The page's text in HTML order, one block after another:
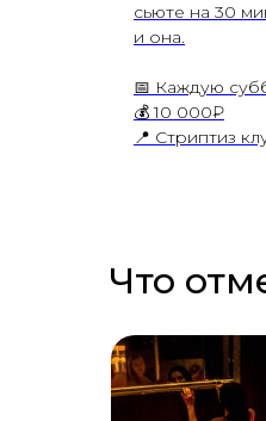
сьюте на 30
и она.
📅 Каждую
💰 10 000₽
📍 Стриптиз
Что